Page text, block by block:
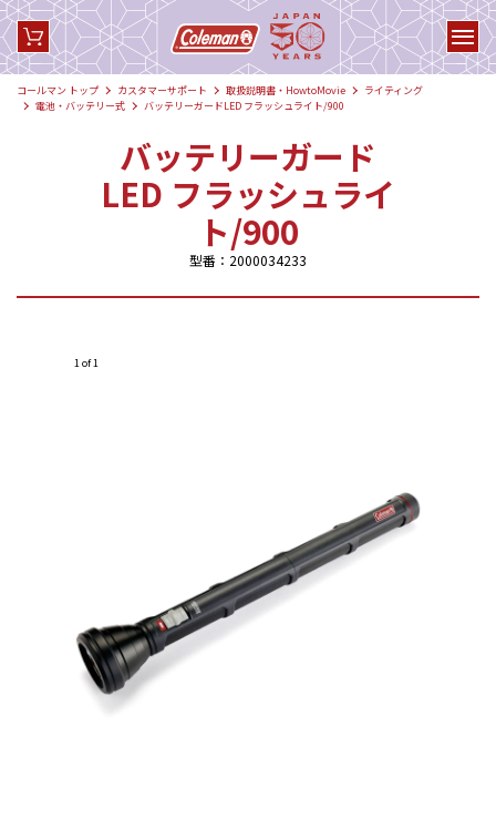
コールマン トップ カスタマーサポート 取扱説明書・HowtoMovie
ライティング
電池・バッテリー式
バッテリーガードLED フラッシュライト/900
バッテリーガード
LED フラッシュライ
ト/900
型番：2000034233
1 of 1